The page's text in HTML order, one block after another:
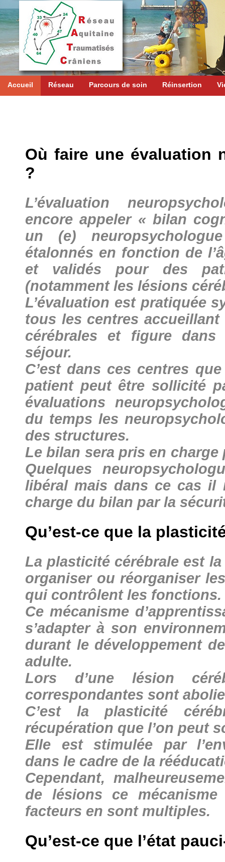
Accueil Réseau Parcours de soin Réinsertion
Où faire une évaluation
?
L’évaluation
encore appeler « bilan
un (e)
étalonnés en fonction de
et validés pour des
(notamment les lésions
L’évaluation est pratiquée
tous les centres accueillant
cérébrales et figure
séjour.
C’est dans ces centres
patient peut être sollicité
évaluations
du temps les
des structures.
Le bilan sera pris en
Quelques
libéral mais dans ce cas il
charge du bilan par la
Qu’est-ce que la
La plasticité cérébrale est
organiser ou réorganiser
qui contrôlent les fonctions.
Ce mécanisme
s’adapter à son
durant le développement de
adulte.
Lors d’une lésion
correspondantes sont
C’est la plasticité
récupération que l’on peut
Elle est stimulée par
dans le cadre de la
Cependant,
de lésions ce
facteurs en sont multiples.
Qu’est-ce que l’état